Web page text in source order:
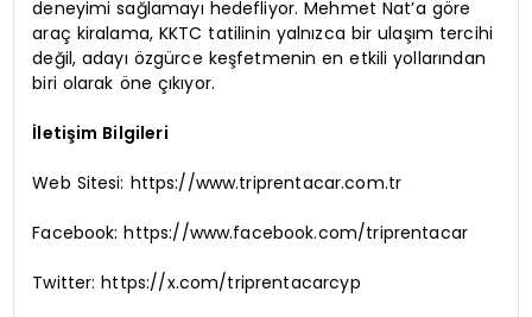
deneyimi sağlamayı hedefliyor. Mehmet Nat’a göre
araç kiralama, KKTC tatilinin yalnızca bir ulaşım tercihi
değil, adayı özgürce keşfetmenin en etkili yollarından
biri olarak öne çıkıyor.
İletişim Bilgileri
Web Sitesi: https://www.triprentacar.com.tr
Facebook: https://www.facebook.com/triprentacar
Twitter: https://x.com/triprentacarcyp